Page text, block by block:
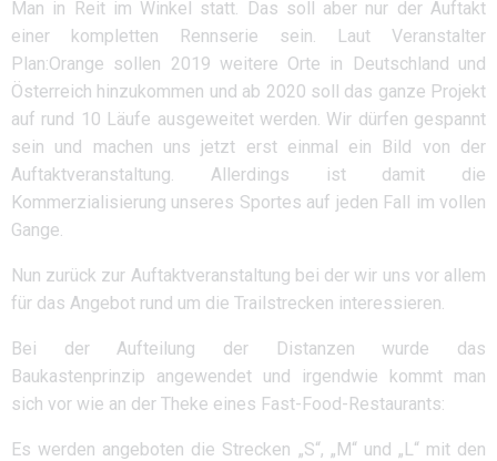
Man in Reit im Winkel statt. Das soll aber nur der Auftakt
einer kompletten Rennserie sein. Laut Veranstalter
Plan:Orange sollen 2019 weitere Orte in Deutschland und
Österreich hinzukommen und ab 2020 soll das ganze Projekt
auf rund 10 Läufe ausgeweitet werden. Wir dürfen gespannt
sein und machen uns jetzt erst einmal ein Bild von der
Auftaktveranstaltung. Allerdings ist damit die
Kommerzialisierung unseres Sportes auf jeden Fall im vollen
Gange.
Nun zurück zur Auftaktveranstaltung bei der wir uns vor allem
für das Angebot rund um die Trailstrecken interessieren.
Bei der Aufteilung der Distanzen wurde das
Baukastenprinzip angewendet und irgendwie kommt man
sich vor wie an der Theke eines Fast-Food-Restaurants:
Es werden angeboten die Strecken „S“, „M“ und „L“ mit den